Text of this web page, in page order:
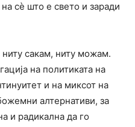
сѐ што е свето и заради
ниту сакам, ниту можам.
на политиката на
и на миксот на
алтернативи, за
и радикална да го